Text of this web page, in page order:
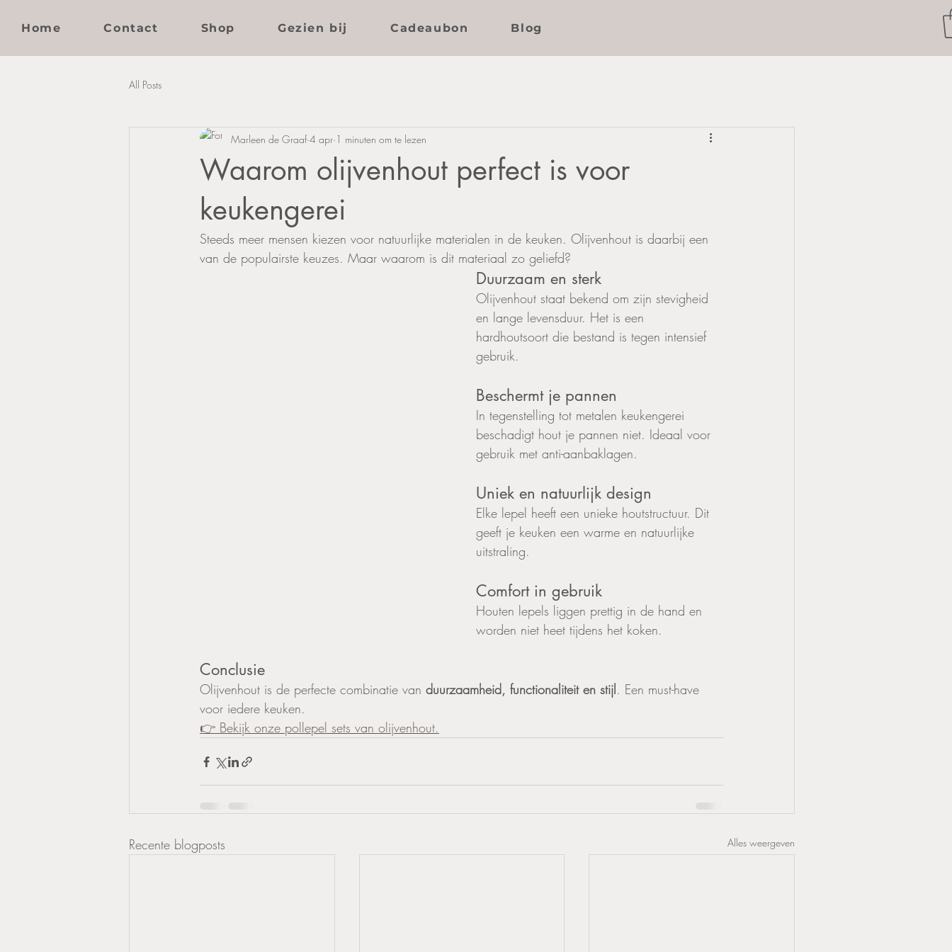
Home Contact Shop Gezien bij Cadeaubon Blog
All Posts
Waarom olijvenhout perfect is voor
keukengerei
Marleen de Graaf 4 apr 1 minuten om te lezen
Steeds meer mensen kiezen voor natuurlijke materialen in de keuken. Olijvenhout is daarbij een
van de populairste keuzes. Maar waarom is dit materiaal zo geliefd?
Duurzaam en sterk
Olijvenhout staat bekend om zijn stevigheid
en lange levensduur. Het is een
hardhoutsoort die bestand is tegen intensief
gebruik.
Beschermt je pannen
In tegenstelling tot metalen keukengerei
beschadigt hout je pannen niet. Ideaal voor
gebruik met anti-aanbaklagen.
Uniek en natuurlijk design
Elke lepel heeft een unieke houtstructuur. Dit
geeft je keuken een warme en natuurlijke
uitstraling.
Comfort in gebruik
Houten lepels liggen prettig in de hand en
worden niet heet tijdens het koken.
Conclusie
Olijvenhout is de perfecte combinatie van duurzaamheid, functionaliteit en stijl. Een must-have
voor iedere keuken.
👉 Bekijk onze pollepel sets van olijvenhout.
Recente blogposts Alles weergeven